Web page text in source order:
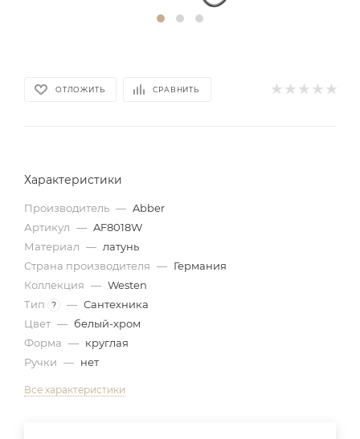
ОТЛОЖИТЬ СРАВНИТЬ
Характеристики
Производитель — Abber
Артикул — AF8018W
Материал — латунь
Страна производителя — Германия
Коллекция — Westen
Тип
? — Сантехника
Цвет — белый-хром
Форма — круглая
Ручки — нет
Все характеристики